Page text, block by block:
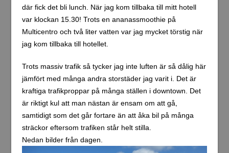
där fick det bli lunch. När jag kom tillbaka till mitt hotell
var klockan 15.30! Trots en ananassmoothie på
Multicentro och två liter vatten var jag mycket törstig när
jag kom tillbaka till hotellet.
Trots massiv trafik så tycker jag inte luften är så dålig här
jämfört med många andra storstäder jag varit i. Det är
kraftiga trafikproppar på många ställen i downtown. Det
är riktigt kul att man nästan är ensam om att gå,
samtidigt som det går fortare än att åka bil på många
sträckor eftersom trafiken står helt stilla.
Nedan bilder från dagen.